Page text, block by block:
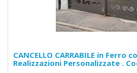
CANCELLO CARRABILE in Ferro
Realizzazioni Personalizzate .